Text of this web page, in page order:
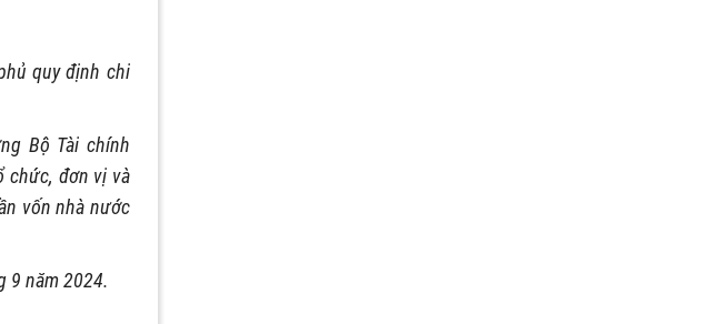
quy định chi
Bộ Tài chính
chức, đơn vị và
vốn nhà nước
9 năm 2024.